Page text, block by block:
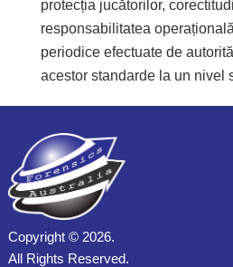
protecția jucătorilor,
responsabilitatea
periodice efectuate de
acestor standarde la un nivel
Copyright © 2026.
All Rights Reserved.